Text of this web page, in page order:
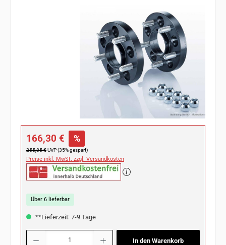
Verkaufspreis:
166,30 € %
Regulärer Preis:
255,85 €UVP (35% gespart)
Preise inkl. MwSt. zzgl. Versandkosten
Über 6 lieferbar
**Lieferzeit: 7-9 Tage
Produkt Anzahl: Gib den gewünschten Wert ein oder benutze die Schaltflächen
In den Warenkorb